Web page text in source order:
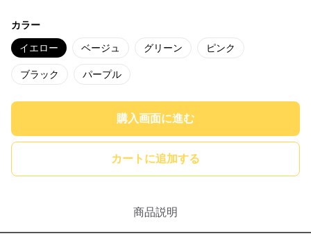
カラー
イエロー ベージュ グリーン ピンク
ブラック パープル
購入画面に進む
カートに追加する
商品説明